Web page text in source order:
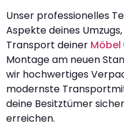
Unser professionelles
Aspekte deines
Transport deiner Möbel
Montage am neuen
wir hochwertiges
modernste
deine Besitztümer
erreichen.